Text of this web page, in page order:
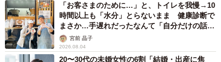
72歳父、軽自動車で新潟から四国まで 65歳の
母と2人で3泊4日の旅 パーキングの休憩まで
分刻み… 「大学生でも組まねえよ！」
山岡 もと子
「火事以来10カ月ぶり」全焼した自宅訪れた林